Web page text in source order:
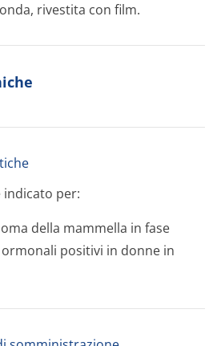
rivestita con film.
indicato per:
della mammella in fase
positivi in donne in